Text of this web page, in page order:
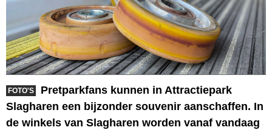
FOTO'S
Pretparkfans kunnen in Attractiepark
Slagharen een bijzonder souvenir aanschaffen. In
de winkels van Slagharen worden vanaf vandaag